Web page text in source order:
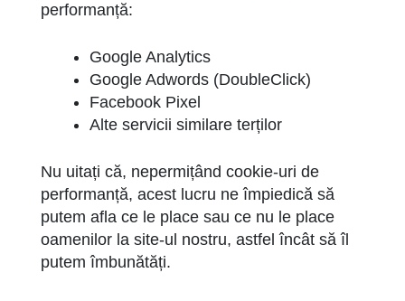
performanță:
Google Analytics
Google Adwords (DoubleClick)
Facebook Pixel
Alte servicii similare terților
Nu uitați că, nepermițând cookie-uri de
performanță, acest lucru ne împiedică să
putem afla ce le place sau ce nu le place
oamenilor la site-ul nostru, astfel încât să îl
putem îmbunătăți.